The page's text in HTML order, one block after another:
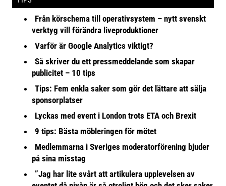
Från körschema till operativsystem – nytt svenskt
verktyg vill förändra liveproduktioner
Varför är Google Analytics viktigt?
Så skriver du ett pressmeddelande som skapar
publicitet – 10 tips
Tips: Fem enkla saker som gör det lättare att sälja
sponsorplatser
Lyckas med event i London trots ETA och Brexit
9 tips: Bästa möbleringen för mötet
Medlemmarna i Sveriges moderatorförening bjuder
på sina misstag
”Jag har lite svårt att artikulera upplevelsen av